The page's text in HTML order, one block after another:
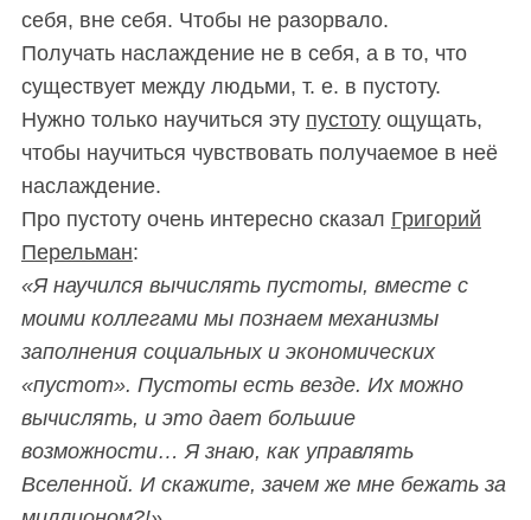
себя, вне себя. Чтобы не разорвало.
Получать наслаждение не в себя, а в то, что
существует между людьми, т. е. в пустоту.
Нужно только научиться эту пустотуощущать,
чтобы научиться чувствовать получаемое в неё
наслаждение.
Про пустоту очень интересно сказал Григорий
Перельман:
«Я научился вычислять пустоты, вместе с
моими коллегами мы познаем механизмы
заполнения социальных и экономических
«пустот». Пустоты есть везде. Их можно
вычислять, и это дает большие
возможности… Я знаю, как управлять
Вселенной. И скажите, зачем же мне бежать за
S
e
a
r
c
h
f
r
:
По авторам